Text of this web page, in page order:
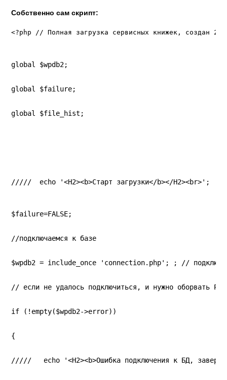
Собственно сам скрипт:
<?php // Полная загрузка сервисных книжек, создан
global $wpdb2;
global $failure;
global $file_hist;
/////  echo '<H2><b>Старт загрузки</b></H2><br>';
$failure=FALSE;
//подключаемся к базе
$wpdb2 = include_once 'connection.php'; ; //
// если не удалось подключиться, и нужно оборвать
if (!empty($wpdb2->error))
{
/////   echo '<H2><b>Ошибка подключения к БД,